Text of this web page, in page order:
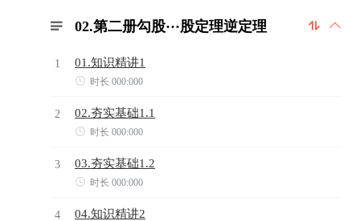
 
 02.第二册勾股···股定理逆定理
1 01.知识精讲1
 时长 000:000
2 02.夯实基础1.1
 时长 000:000
3 03.夯实基础1.2
 时长 000:000
4 04.知识精讲2